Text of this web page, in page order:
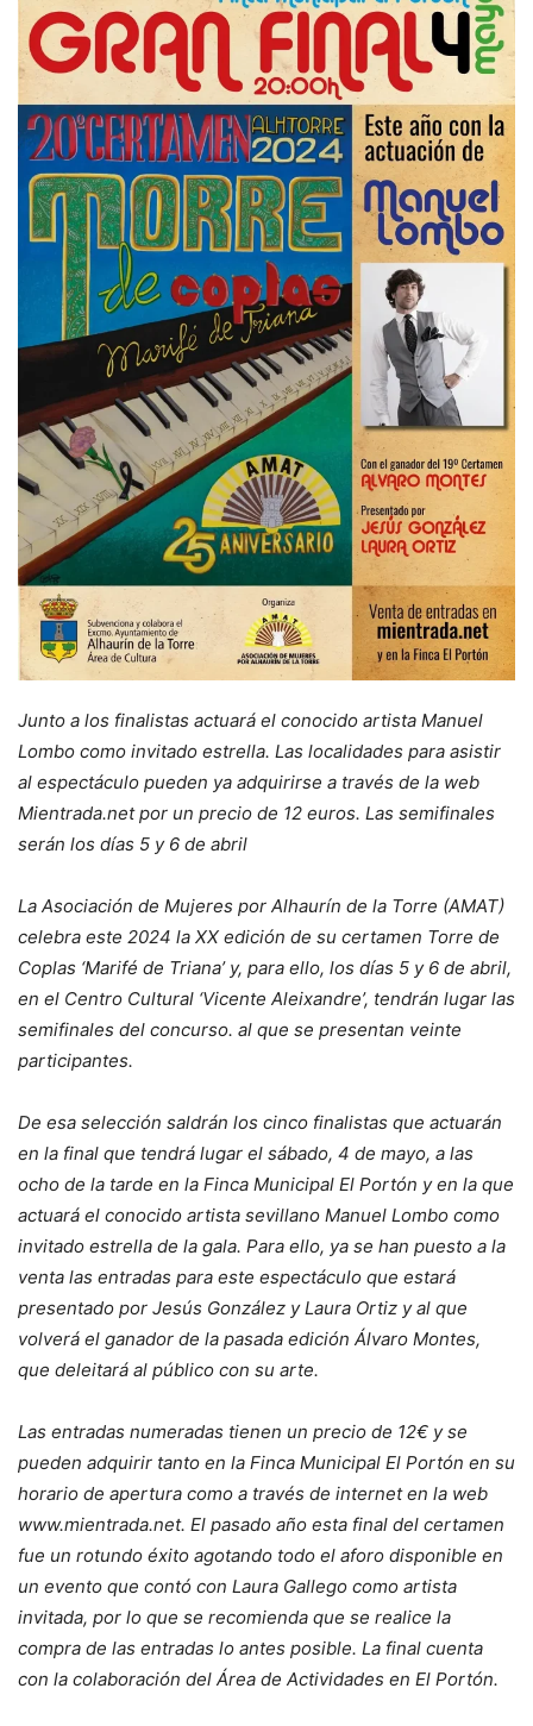
Junto a los finalistas actuará el conocido artista Manuel
Lombo como invitado estrella. Las localidades para asistir
al espectáculo pueden ya adquirirse a través de la web
Mientrada.net por un precio de 12 euros. Las semifinales
serán los días 5 y 6 de abril
La Asociación de Mujeres por Alhaurín de la Torre (AMAT)
celebra este 2024 la XX edición de su certamen Torre de
Coplas ‘Marifé de Triana’ y, para ello, los días 5 y 6 de abril,
en el Centro Cultural ‘Vicente Aleixandre’, tendrán lugar las
semifinales del concurso. al que se presentan veinte
participantes.
De esa selección saldrán los cinco finalistas que actuarán
en la final que tendrá lugar el sábado, 4 de mayo, a las
ocho de la tarde en la Finca Municipal El Portón y en la que
actuará el conocido artista sevillano Manuel Lombo como
invitado estrella de la gala. Para ello, ya se han puesto a la
venta las entradas para este espectáculo que estará
presentado por Jesús González y Laura Ortiz y al que
volverá el ganador de la pasada edición Álvaro Montes,
que deleitará al público con su arte.
Las entradas numeradas tienen un precio de 12€ y se
pueden adquirir tanto en la Finca Municipal El Portón en su
horario de apertura como a través de internet en la web
www.mientrada.net. El pasado año esta final del certamen
fue un rotundo éxito agotando todo el aforo disponible en
un evento que contó con Laura Gallego como artista
invitada, por lo que se recomienda que se realice la
compra de las entradas lo antes posible. La final cuenta
con la colaboración del Área de Actividades en El Portón.